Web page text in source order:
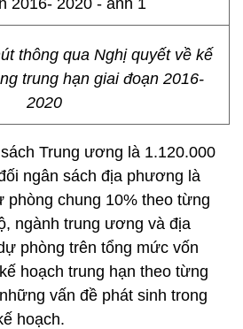
thông qua Nghị quyết về kế
trung hạn giai đoạn 2016-
2020
Trung ương là 1.120.000
ngân sách địa phương là
phòng chung 10% theo từng
ngành trung ương và địa
phòng trên tổng mức vốn
hoạch trung hạn theo từng
vấn đề phát sinh trong
hoạch.